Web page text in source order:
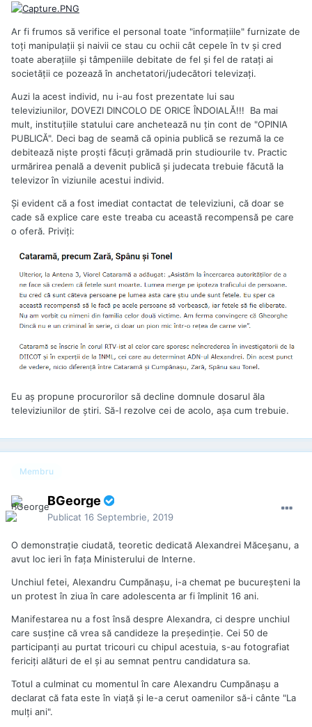
Baltag, soția lui Cumpănașu!
După „negociere”, Simona Baltag și-a „convins” soțul să mai
lase din preț: „S-a convenit ca domnul Cumpănașu
cuantum de 604.800 lei, respectiv 201.600 lei pentru fiecare
operă în parte”.
Finalmente, după alte runde de „negocieri”, desfășurate în
celălalt dormitor al domiciliului conjugal, „Stimata Doamnă
Baltag”, alias doamna Cumpănașu, a fost de acord să-i dea
lui Cumpănașu, din contul ONG-ului lui Cumpănașu, o sumă
„Stimata Doamnă Baltag”, acuala soție a lui Cumpănașu, a
fost consilier ultimilot trei prim-miniștri ai PSD: Sorin
ea a plecat de la Guvern pentru a fi secretar general al
celuilalt ONG înființat de Cumpănașu pentru jefuirea banilor
publici, Coaliția Națională pentru Modernizarea României
(CNMR).
În septembrie 2018, când – în calitate de „Stimata Doamnă
secretar general al CNMR. Lucra pe două fronturi,
carevasăzică. Și cu un singur scop: să vină bani în casă! Că
PSD-iști…
SURSĂ:ZIARISTII.COM
Ar fi frumos să verifice el personal toate "informaţiile" furnizate de
toţi manipulaţii şi naivii ce stau cu ochii cât cepele în tv şi cred
toate aberaţiile şi tâmpeniile debitate de fel şi fel de rataţi ai
societăţii ce pozează în anchetatori/judecători televizaţi.
Auzi la acest individ, nu i-au fost prezentate lui sau
televiziunilor, DOVEZI DINCOLO DE ORICE ÎNDOIALĂ!!! Ba mai
mult, instituţiile statului care anchetează nu ţin cont de "OPINIA
PUBLICĂ". Deci bag de seamă că opinia publică se rezumă la ce
debitează nişte proşti făcuţi grămadă prin studiourile tv. Practic
urmărirea penală a devenit publică şi judecata trebuie făcută la
televizor în viziunile acestui individ.
Şi evident că a fost imediat contactat de televiziuni, că doar se
cade să explice care este treaba cu această recompensă pe care
o oferă. Priviţi:
Eu aş propune procurorilor să decline domnule dosarul ăla
televiziunilor de ştiri. Să-l rezolve cei de acolo, aşa cum trebuie.
Membru
BGeorge
Publicat 16 Septembrie, 2019
O demonstrație ciudată, teoretic dedicată Alexandrei Măceșanu, a
avut loc ieri în fața Ministerului de Interne.
Unchiul fetei, Alexandru Cumpănașu, i-a chemat pe bucureșteni la
un protest în ziua în care adolescenta ar fi împlinit 16 ani.
Manifestarea nu a fost însă despre Alexandra, ci despre unchiul
care susține că vrea să candideze la președinție. Cei 50 de
participanți au purtat tricouri cu chipul acestuia, s-au fotografiat
fericiți alături de el și au semnat pentru candidatura sa.
Totul a culminat cu momentul în care Alexandru Cumpănașu a
declarat că fata este în viață şi le-a cerut oamenilor să-i cânte "La
mulți ani".